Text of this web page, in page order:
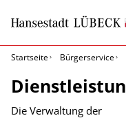
Startseite
Bürgerservice
Die Verwaltung der